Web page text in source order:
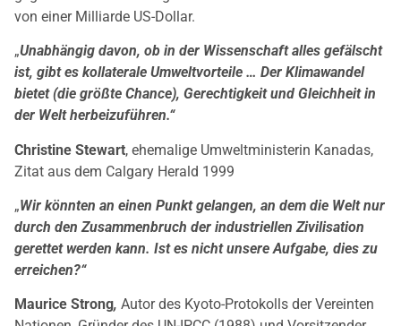
von einer Milliarde US-Dollar.
„Unabhängig davon, ob in der Wissenschaft alles gefälscht
ist, gibt es kollaterale Umweltvorteile … Der Klimawandel
bietet (die größte Chance), Gerechtigkeit und Gleichheit in
der Welt herbeizuführen.“
Christine Stewart, ehemalige Umweltministerin Kanadas,
Zitat aus dem Calgary Herald 1999
„Wir könnten an einen Punkt gelangen, an dem die Welt nur
durch den Zusammenbruch der industriellen Zivilisation
gerettet werden kann. Ist es nicht unsere Aufgabe, dies zu
erreichen?“
Maurice Strong, Autor des Kyoto-Protokolls der Vereinten